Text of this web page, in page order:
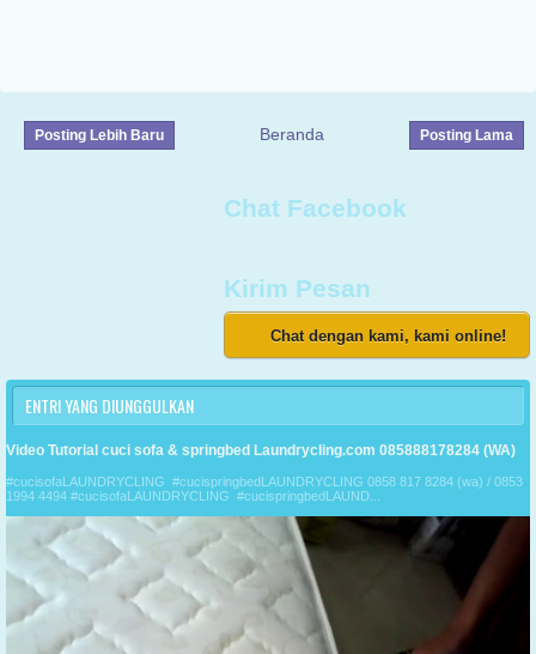
Posting Lebih Baru Posting Lama
Beranda
Chat Facebook
Kirim Pesan
Chat dengan kami, kami online!
ENTRI YANG DIUNGGULKAN
Video Tutorial cuci sofa & springbed Laundrycling.com 085888178284 (WA)
#cucisofaLAUNDRYCLING #cucispringbedLAUNDRYCLING 0858 817 8284 (wa) / 0853
1994 4494 #cucisofaLAUNDRYCLING #cucispringbedLAUND...